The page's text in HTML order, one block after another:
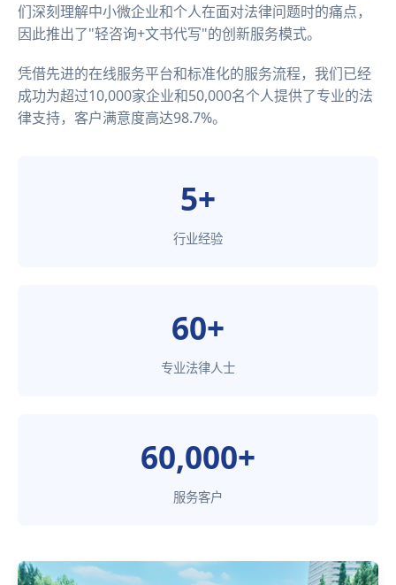
们深刻理解中小微企业和个人在面对法律问题时的痛点，
因此推出了"轻咨询+文书代写"的创新服务模式。
凭借先进的在线服务平台和标准化的服务流程，我们已经
成功为超过10,000家企业和50,000名个人提供了专业的法
律支持，客户满意度高达98.7%。
5+
行业经验
60+
专业法律人士
60,000+
服务客户